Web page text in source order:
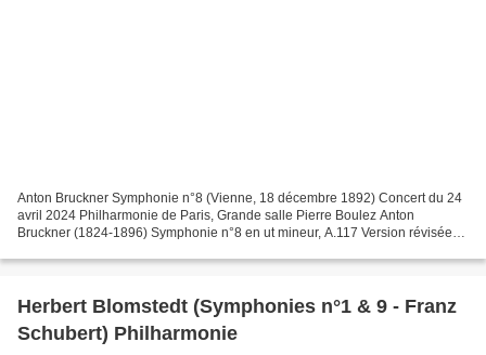
Anton Bruckner Symphonie n°8 (Vienne, 18 décembre 1892) Concert du 24
avril 2024 Philharmonie de Paris, Grande salle Pierre Boulez Anton
Bruckner (1824-1896) Symphonie n°8 en ut mineur, A.117 Version révisée
Herbert Blomstedt (Symphonies n°1 & 9 - Franz
Schubert) Philharmonie